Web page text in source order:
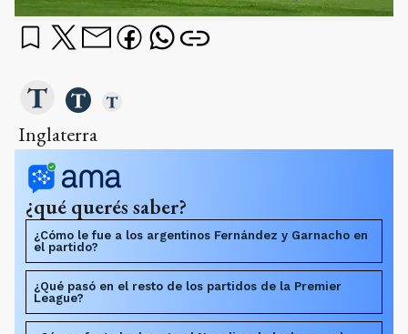
Inglaterra
¿qué querés saber?
¿Cómo le fue a los argentinos Fernández y Garnacho en
el partido?
¿Qué pasó en el resto de los partidos de la Premier
League?